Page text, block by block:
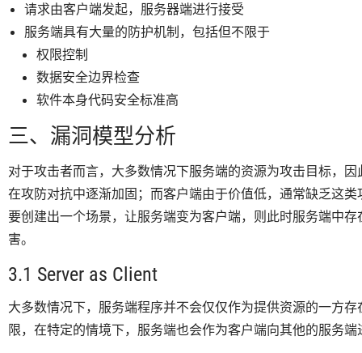
请求由客户端发起，服务器端进行接受
服务端具有大量的防护机制，包括但不限于
权限控制
数据安全边界检查
软件本身代码安全标准高
三、漏洞模型分析
对于攻击者而言，大多数情况下服务端的资源为攻击目标，
在攻防对抗中逐渐加固；而客户端由于价值低，通常缺乏这
要创建出一个场景，让服务端变为客户端，则此时服务端中
害。
3.1 Server as Client
大多数情况下，服务端程序并不会仅仅作为提供资源的一方
限，在特定的情境下，服务端也会作为客户端向其他的服务